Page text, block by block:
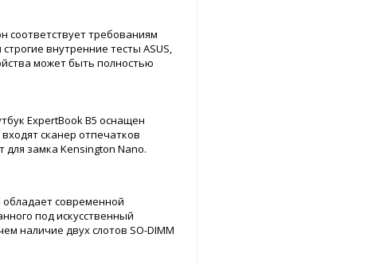
соответствует требованиям
внутренние тесты ASUS,
может быть полностью
ExpertBook B5 оснащен
сканер отпечатков
для замка Kensington Nano.
современной
под искусственный
наличие двух слотов SO-DIMM